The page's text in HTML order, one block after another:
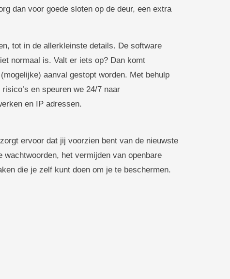
dan voor goede sloten op de deur, een extra
tot in de allerkleinste details. De software
normaal is. Valt er iets op? Dan komt
aanval gestopt worden. Met behulp
en speuren we 24/7 naar
en IP adressen.
ervoor dat jij voorzien bent van de nieuwste
het vermijden van openbare
die je zelf kunt doen om je te beschermen.